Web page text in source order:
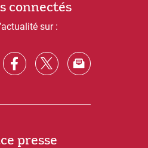
connectés
sur :
presse